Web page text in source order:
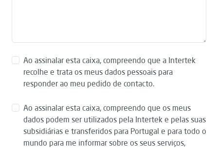
Ao assinalar esta caixa, compreendo que a Intertek
recolhe e trata os meus dados pessoais para
responder ao meu pedido de contacto.
Ao assinalar esta caixa, compreendo que os meus
dados podem ser utilizados pela Intertek e pelas suas
subsidiárias e transferidos para Portugal e para todo o
mundo para me informar sobre os seus serviços,